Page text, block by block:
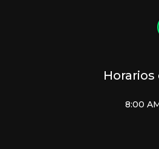
8:00